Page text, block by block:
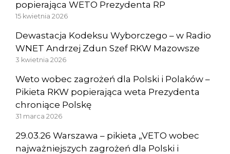
popierająca WETO Prezydenta RP
15 kwietnia 2026
Dewastacja Kodeksu Wyborczego – w Radio
WNET Andrzej Zdun Szef RKW Mazowsze
3 kwietnia 2026
Weto wobec zagrożeń dla Polski i Polaków –
Pikieta RKW popierająca weta Prezydenta
chroniące Polskę
31 marca 2026
29.03.26 Warszawa – pikieta „VETO wobec
najważniejszych zagrożeń dla Polski i